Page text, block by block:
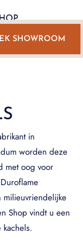
SHOWROOM
in
worden deze
met oog voor
milieuvriendelijke
Shop vindt u een